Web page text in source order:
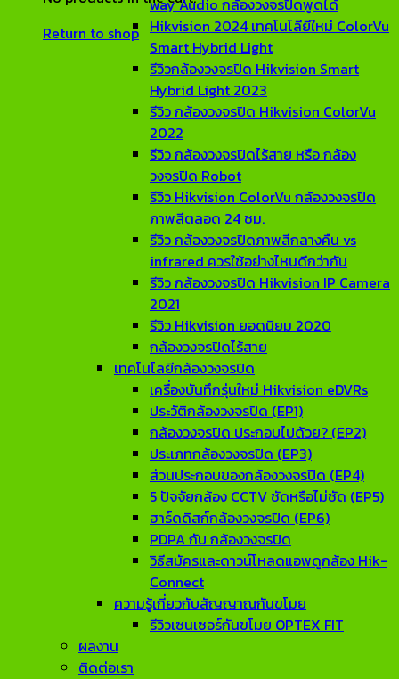
Return to shop
way Audio กล้องวงจรปิดพูดได้
Hikvision 2024 เทคโนโลียีใหม่ ColorVu
Smart Hybrid Light
รีวิวกล้องวงจรปิด Hikvision Smart
Hybrid Light 2023
รีวิว กล้องวงจรปิด Hikvision ColorVu
2022
รีวิว กล้องวงจรปิดไร้สาย หรือ กล้อง
วงจรปิด Robot
รีวิว Hikvision ColorVu กล้องวงจรปิด
ภาพสีตลอด 24 ชม.
รีวิว กล้องวงจรปิดภาพสีกลางคืน vs
infrared ควรใช้อย่างไหนดีกว่ากัน
รีวิว กล้องวงจรปิด Hikvision IP Camera
2021
รีวิว Hikvision ยอดนิยม 2020
กล้องวงจรปิดไร้สาย
เทคโนโลยีกล้องวงจรปิด
เครื่องบันทึกรุ่นใหม่ Hikvision eDVRs
ประวัติกล้องวงจรปิด (EP1)
กล้องวงจรปิด ประกอบไปด้วย? (EP2)
ประเภทกล้องวงจรปิด (EP3)
ส่วนประกอบของกล้องวงจรปิด (EP4)
5 ปัจจัยกล้อง CCTV ชัดหรือไม่ชัด (EP5)
ฮาร์ดดิสก์กล้องวงจรปิด (EP6)
PDPA กับ กล้องวงจรปิด
วิธีสมัครและดาวน์โหลดแอพดูกล้อง Hik-
Connect
ความรู้เกี่ยวกับสัญญาณกันขโมย
รีวิวเซนเซอร์กันขโมย OPTEX FIT
ผลงาน
ติดต่อเรา